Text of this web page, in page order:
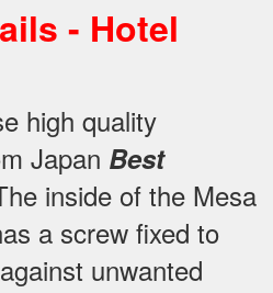
- Hotel
high quality
Japan Best
inside of the Mesa
a screw fixed to
unwanted